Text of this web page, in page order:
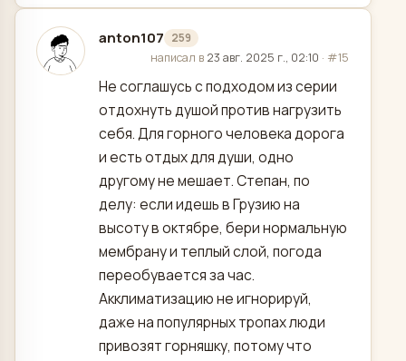
anton107 259
отредактировано
написал в 23 авг. 2025 г., 02:10 · #15
Не соглашусь с подходом из серии
отдохнуть душой против нагрузить
себя. Для горного человека дорога
и есть отдых для души, одно
другому не мешает. Степан, по
делу: если идешь в Грузию на
высоту в октябре, бери нормальную
мембрану и теплый слой, погода
переобувается за час.
Акклиматизацию не игнорируй,
даже на популярных тропах люди
привозят горняшку, потому что